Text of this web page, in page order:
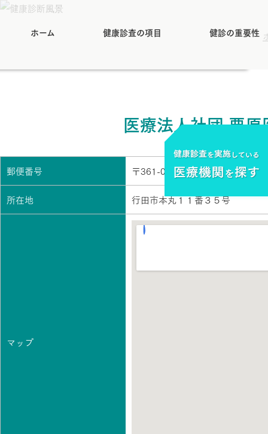
ホーム 健康診査の項目 健診の重要性
医療法人社団 栗原
郵便番号
〒361-0052
所在地
行田市本丸１１番３５号
マップ